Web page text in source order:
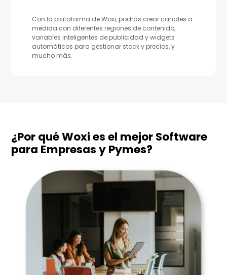
Con la plataforma de Woxi, podrás crear canales a
medida con diferentes regiones de contenido,
variables inteligentes de publicidad y widgets
automáticos para gestionar stock y precios, y
mucho más.
¿Por qué Woxi es el mejor Software
para Empresas y Pymes?